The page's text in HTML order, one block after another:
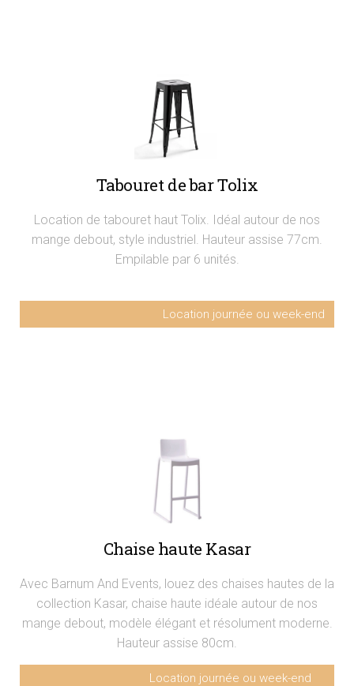
Tabouret de bar Tolix
Location de tabouret haut Tolix. Idéal autour de nos
mange debout, style industriel. Hauteur assise 77cm.
Empilable par 6 unités.
Location journée ou week-end
Chaise haute Kasar
Avec Barnum And Events, louez des chaises hautes de la
collection Kasar, chaise haute idéale autour de nos
mange debout, modèle élégant et résolument moderne.
Hauteur assise 80cm.
Location journée ou week-end